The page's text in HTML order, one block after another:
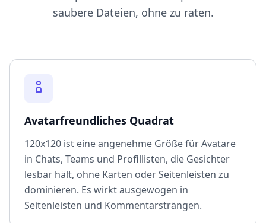
saubere Dateien, ohne zu raten.
Avatarfreundliches Quadrat
120x120 ist eine angenehme Größe für Avatare
in Chats, Teams und Profillisten, die Gesichter
lesbar hält, ohne Karten oder Seitenleisten zu
dominieren. Es wirkt ausgewogen in
Seitenleisten und Kommentarsträngen.